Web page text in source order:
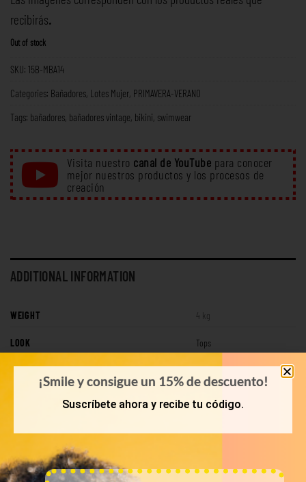
recibirás.
Out of stock
SKU: 15B-MBA14
Categories: Bañadores Lotes Mujer PRIMAVERA-VERANO
Tags: bañadores bañadores vintage bikini swimwear
Visita nuestro canal de YouTube para conocer
mejor nuestros productos y los procesos de
creación
ADDITIONAL INFORMATION
WEIGHT 4 kg
LOOK Tops
¡Smile y consigue un 15% de descuento!
Suscríbete ahora y recibe tu código.